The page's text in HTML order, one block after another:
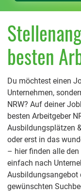
besten
Du möchtest einen
Unternehmen,
NRW? Auf deiner
besten Arbeitgeber
Ausbildungsplätzen
oder erst in das
– hier finden alle
einfach nach
Ausbildungsangebot
gewünschten